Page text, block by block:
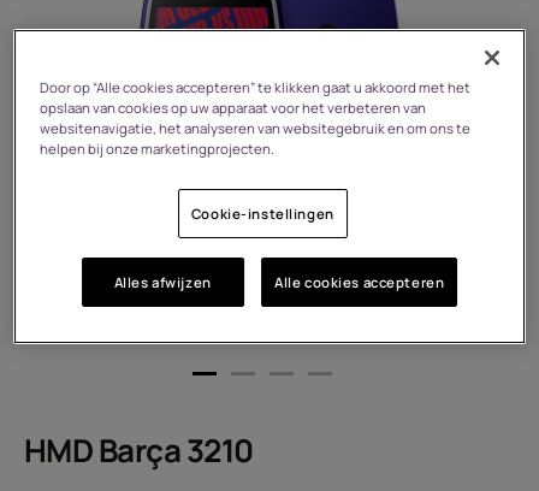
Accessoires
Aanbiedingen
HMD Barça 3210
Door op “Alle cookies accepteren” te klikken gaat u akkoord met het
opslaan van cookies op uw apparaat voor het verbeteren van
websitenavigatie, het analyseren van websitegebruik en om ons te
helpen bij onze marketingprojecten.
Cookie-instellingen
Alles afwijzen Alle cookies accepteren